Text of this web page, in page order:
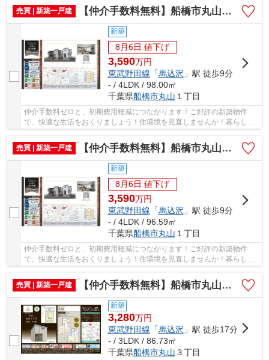
売買 | 新築一戸建
【仲介手数料無料】船橋市丸山 新築戸建て
新築
8月6日 値下げ
3,590万円
東武野田線 「馬込沢 」駅 徒歩9分
- / 4LDK / 98.00㎡
千葉県船橋市丸山 １丁目
仲介手数料ゼロと、初期費用軽減につながります！ご好評の新築物件
で、快適な生活をおくりましょう！住環境を見直しませんか！暮らしの
売買 | 新築一戸建
【仲介手数料無料】船橋市丸山 新築戸建て
新築
8月6日 値下げ
3,590万円
東武野田線 「馬込沢 」駅 徒歩9分
- / 4LDK / 96.59㎡
千葉県船橋市丸山 １丁目
仲介手数料ゼロと、初期費用軽減につながります！ご好評の新築物件
で、快適な生活をおくりましょう！住環境を見直しませんか！暮らしの
中でも、住居は充実した生活を送るための大きな...
売買 | 新築一戸建
【仲介手数料無料】船橋市丸山 新築戸建て
新築
3,280万円
東武野田線 「馬込沢 」駅 徒歩17分
- / 3LDK / 86.73㎡
千葉県船橋市丸山 ３丁目